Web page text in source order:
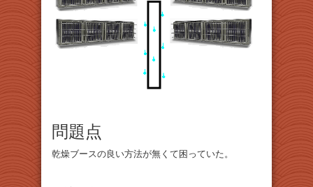
問題点
乾燥ブースの良い方法が無くて困っていた。